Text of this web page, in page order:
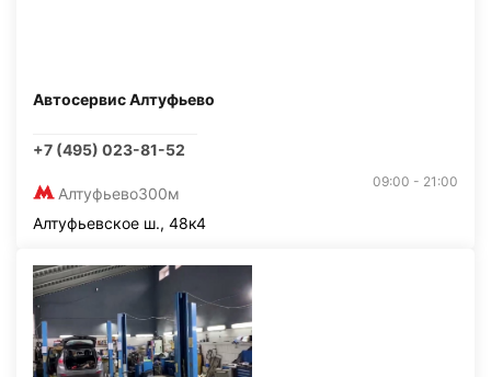
Автосервис Алтуфьево
+7 (495) 023-81-52
Алтуфьево300м
09:00 - 21:00
Алтуфьевское ш., 48к4